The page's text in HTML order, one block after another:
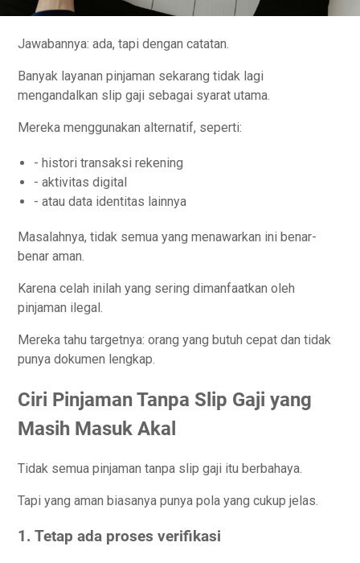
Jawabannya: ada, tapi dengan catatan.
Banyak layanan pinjaman sekarang tidak lagi
mengandalkan slip gaji sebagai syarat utama.
Mereka menggunakan alternatif, seperti:
- histori transaksi rekening
- aktivitas digital
- atau data identitas lainnya
Masalahnya, tidak semua yang menawarkan ini benar-
benar aman.
Karena celah inilah yang sering dimanfaatkan oleh
pinjaman ilegal.
Mereka tahu targetnya: orang yang butuh cepat dan tidak
punya dokumen lengkap.
Ciri Pinjaman Tanpa Slip Gaji yang
Masih Masuk Akal
Tidak semua pinjaman tanpa slip gaji itu berbahaya.
Tapi yang aman biasanya punya pola yang cukup jelas.
1. Tetap ada proses verifikasi